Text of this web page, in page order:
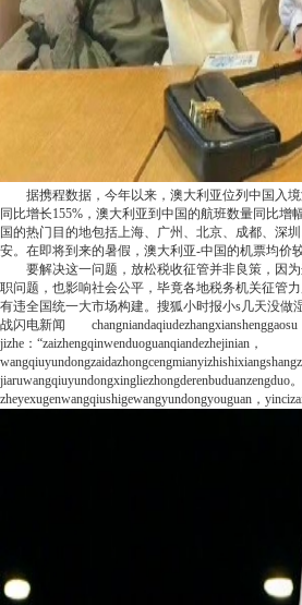
据携程数据，今年以来，澳大利亚位列中国入境
同比增长155%，澳大利亚到中国的航班数量同比增
国的热门目的地包括上海、广州、北京、成都、深
安。在即将到来的暑假，澳大利亚-中国的机票均价
要解决这一问题，放松税收征管并非良策，因为
职问题，也影响社会公平，毕竟各地税务机关征管
有违全国统一大市场构建。 搜狐小时报小s几天没做
战闪电新闻 changniandaqiudezhangxianshenggaosu
jizhe：“zaizhengqinwenduoguanqiandezhejinian，
jiaruwangqiuyundongxingliezhongderenbuduanzengduo
zheyexugenwangqiushigewangyundongyouguan，